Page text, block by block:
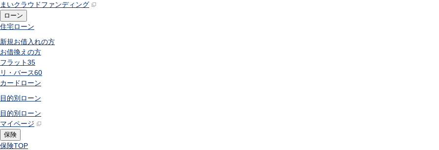
まいクラウドファンディング
ローン
住宅ローン
新規お借入れの方
お借換えの方
フラット35
リ・バース60
カードローン
目的別ローン
目的別ローン
マイページ
保険
保険TOP